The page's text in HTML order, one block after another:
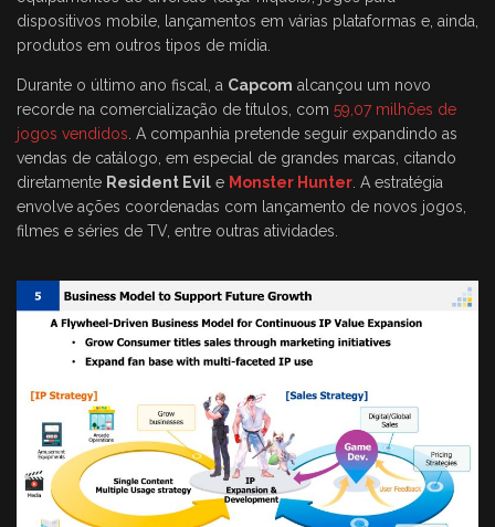
dispositivos mobile, lançamentos em várias plataformas e, ainda,
produtos em outros tipos de mídia.
Durante o último ano fiscal, a Capcom alcançou um novo
recorde na comercialização de títulos, com 59,07 milhões de
jogos vendidos. A companhia pretende seguir expandindo as
vendas de catálogo, em especial de grandes marcas, citando
diretamente Resident Evil e Monster Hunter. A estratégia
envolve ações coordenadas com lançamento de novos jogos,
filmes e séries de TV, entre outras atividades.